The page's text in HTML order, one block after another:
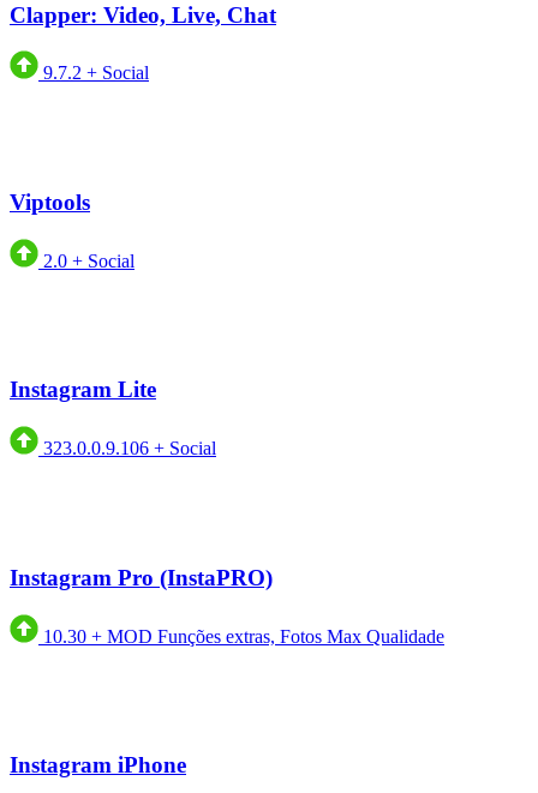
Clapper: Video, Live, Chat
9.7.2 + Social
Viptools
2.0 + Social
Instagram Lite
323.0.0.9.106 + Social
Instagram Pro (InstaPRO)
10.30 + MOD Funções extras, Fotos Max Qualidade
Instagram iPhone